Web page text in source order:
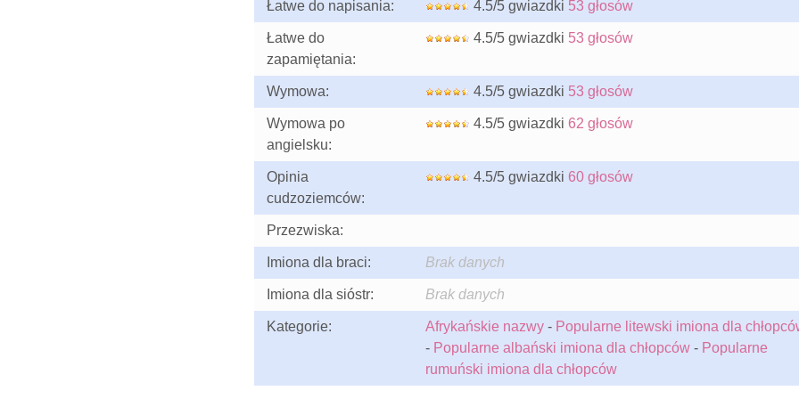
Łatwe do napisania: 4.5/5 gwiazdki 53 głosów
Łatwe do
zapamiętania:
4.5/5 gwiazdki 53 głosów
Wymowa: 4.5/5 gwiazdki 53 głosów
Wymowa po
angielsku:
4.5/5 gwiazdki 62 głosów
Opinia
cudzoziemców:
4.5/5 gwiazdki 60 głosów
Przezwiska:
Imiona dla braci: Brak danych
Imiona dla sióstr: Brak danych
Kategorie: Afrykańskie nazwy- Popularne litewski imiona dla
- Popularne albański imiona dla chłopców- Popularne
rumuński imiona dla chłopców